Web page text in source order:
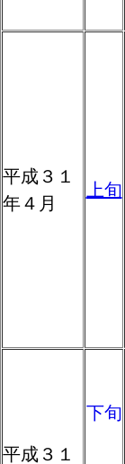
平成３１
年４月
上旬
平成３１
下旬